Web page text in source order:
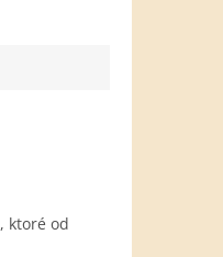
, ktoré od